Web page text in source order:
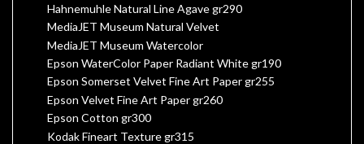
Hahnemuhle Natural Line Agave gr290
MediaJET Museum Natural Velvet
MediaJET Museum Watercolor
Epson WaterColor Paper Radiant White gr190
Epson Somerset Velvet Fine Art Paper gr255
Epson Velvet Fine Art Paper gr260
Epson Cotton gr300
Kodak Fineart Texture gr315